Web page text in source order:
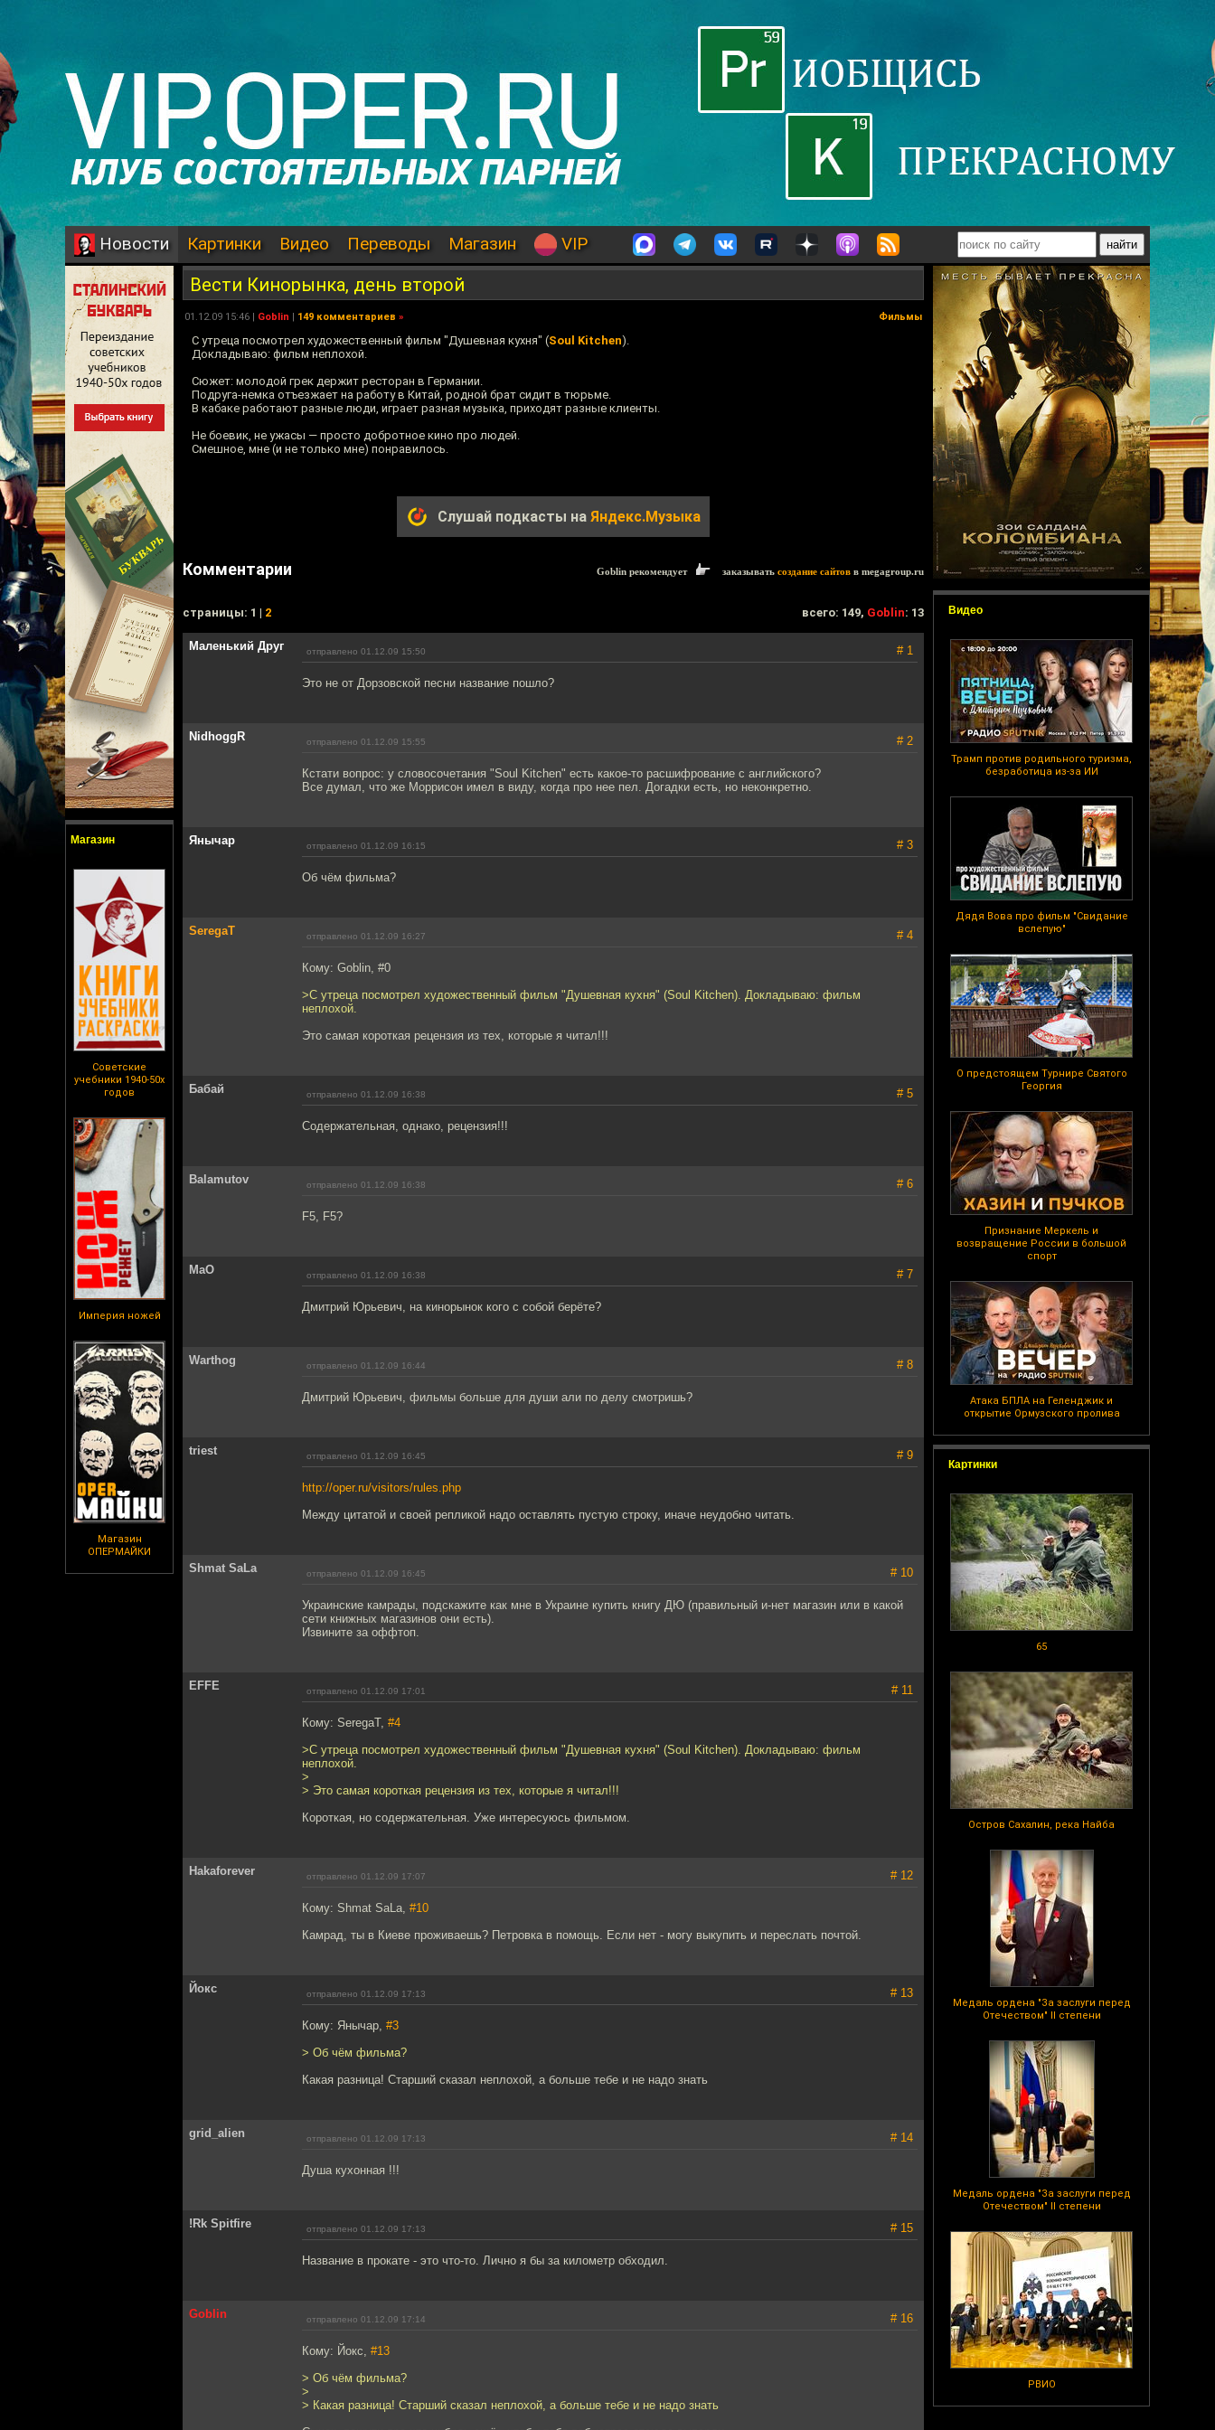
Новости Картинки Видео Переводы Магазин VIP
Магазин
Советские
учебники 1940-50х
годов
Империя ножей
Магазин
ОПЕРМАЙКИ
Видео
Трамп против родильного туризма,
безработица из-за ИИ
Дядя Вова про фильм "Свидание
вслепую"
О предстоящем Турнире Святого
Георгия
Признание Меркель и
возвращение России в большой
спорт
Атака БПЛА на Геленджик и
открытие Ормузского пролива
Картинки
65
Остров Сахалин, река Найба
Медаль ордена "За заслуги перед
Отечеством" II степени
Медаль ордена "За заслуги перед
Отечеством" II степени
РВИО
Вести Кинорынка, день второй
01.12.09 15:46 | Goblin | 149 комментариев » Фильмы
С утреца посмотрел художественный фильм "Душевная кухня" (Soul Kitchen).
Докладываю: фильм неплохой.
Сюжет: молодой грек держит ресторан в Германии.
Подруга-немка отъезжает на работу в Китай, родной брат сидит в тюрьме.
В кабаке работают разные люди, играет разная музыка, приходят разные клиенты.
Не боевик, не ужасы — просто добротное кино про людей.
Смешное, мне (и не только мне) понравилось.
Слушай подкасты на Яндекс.Музыка
Комментарии Goblin рекомендует заказывать создание сайтов в megagroup.ru
cтраницы: 1 | 2 всего: 149, Goblin: 13
Маленький Друг отправлено 01.12.09 15:50 # 1
Это не от Дорзовской песни название пошло?
NidhoggR отправлено 01.12.09 15:55 # 2
Кстати вопрос: у словосочетания "Soul Kitchen" есть какое-то расшифрование с английского?
Все думал, что же Моррисон имел в виду, когда про нее пел. Догадки есть, но неконкретно.
Янычар отправлено 01.12.09 16:15 # 3
Об чём фильма?
SeregaT отправлено 01.12.09 16:27 # 4
Кому: Goblin, #0
>С утреца посмотрел художественный фильм "Душевная кухня" (Soul Kitchen). Докладываю: фильм
неплохой.
Это самая короткая рецензия из тех, которые я читал!!!
Бабай отправлено 01.12.09 16:38 # 5
Содержательная, однако, рецензия!!!
Balamutov отправлено 01.12.09 16:38 # 6
F5, F5?
MaO отправлено 01.12.09 16:38 # 7
Дмитрий Юрьевич, на кинорынок кого с собой берёте?
Warthog отправлено 01.12.09 16:44 # 8
Дмитрий Юрьевич, фильмы больше для души али по делу смотришь?
triest отправлено 01.12.09 16:45 # 9
http://oper.ru/visitors/rules.php
Между цитатой и своей репликой надо оставлять пустую строку, иначе неудобно читать.
Shmat SaLa отправлено 01.12.09 16:45 # 10
Украинские камрады, подскажите как мне в Украине купить книгу ДЮ (правильный и-нет магазин или в какой
сети книжных магазинов они есть).
Извините за оффтоп.
EFFE отправлено 01.12.09 17:01 # 11
Кому: SeregaT, #4
>С утреца посмотрел художественный фильм "Душевная кухня" (Soul Kitchen). Докладываю: фильм
неплохой.
>
> Это самая короткая рецензия из тех, которые я читал!!!
Короткая, но содержательная. Уже интересуюсь фильмом.
Hakaforever отправлено 01.12.09 17:07 # 12
Кому: Shmat SaLa, #10
Камрад, ты в Киеве проживаешь? Петровка в помощь. Если нет - могу выкупить и переслать почтой.
Йокс отправлено 01.12.09 17:13 # 13
Кому: Янычар, #3
> Об чём фильма?
Какая разница! Старший сказал неплохой, а больше тебе и не надо знать
grid_alien отправлено 01.12.09 17:13 # 14
Душа кухонная !!!
!Rk Spitfire отправлено 01.12.09 17:13 # 15
Название в прокате - это что-то. Лично я бы за километр обходил.
Goblin отправлено 01.12.09 17:14 # 16
Кому: Йокс, #13
> Об чём фильма?
>
> Какая разница! Старший сказал неплохой, а больше тебе и не надо знать